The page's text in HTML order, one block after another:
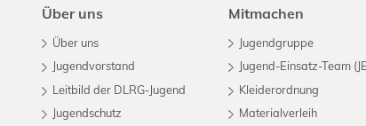
Über uns
Über uns
Jugendvorstand
Leitbild der DLRG-Jugend
Jugendschutz
Mitmachen
Jugendgruppe
Jugend-Einsatz-Team
Kleiderordnung
Materialverleih